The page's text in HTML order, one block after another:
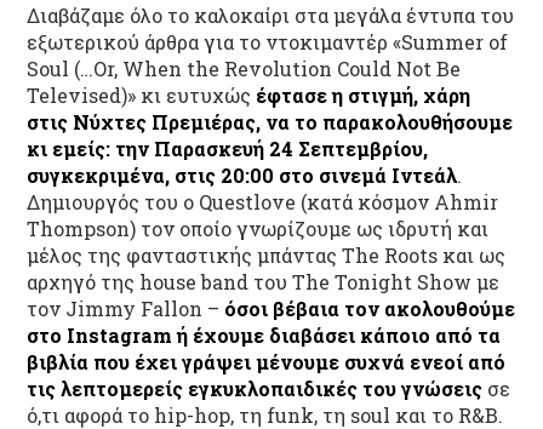
Διαβάζαμε όλο το καλοκαίρι στα μεγάλα έντυπα του
εξωτερικού άρθρα για το ντοκιμαντέρ «Summer of
Soul (…Or, When the Revolution Could Not Be
Televised)» κι ευτυχώς έφτασε η στιγμή, χάρη
στις Νύχτες Πρεμιέρας, να το παρακολουθήσουμε
κι εμείς: την Παρασκευή 24 Σεπτεμβρίου,
συγκεκριμένα, στις 20:00 στο σινεμά Ιντεάλ.
Δημιουργός του ο Questlove (κατά κόσμον Ahmir
Thompson) τον οποίο γνωρίζουμε ως ιδρυτή και
μέλος της φανταστικής μπάντας The Roots και ως
αρχηγό της house band του The Tonight Show με
τον Jimmy Fallon – όσοι βέβαια τον ακολουθούμε
στο Instagramή έχουμε διαβάσει κάποιο από τα
βιβλία που έχει γράψει μένουμε συχνά ενεοί από
τις λεπτομερείς εγκυκλοπαιδικές του γνώσεις σε
ό,τι αφορά το hip-hop, τη funk, τη soul και το R&B.